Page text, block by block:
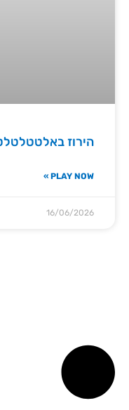
הירוז באלטטלטלט
PLAY NOW »
16/06/2026